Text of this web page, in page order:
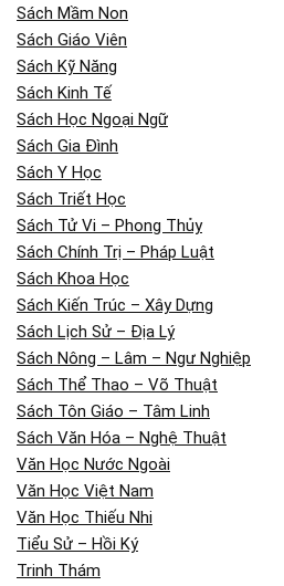
Sách Mầm Non
Sách Giáo Viên
Sách Kỹ Năng
Sách Kinh Tế
Sách Học Ngoại Ngữ
Sách Gia Đình
Sách Y Học
Sách Triết Học
Sách Tử Vi – Phong Thủy
Sách Chính Trị – Pháp Luật
Sách Khoa Học
Sách Kiến Trúc – Xây Dựng
Sách Lịch Sử – Địa Lý
Sách Nông – Lâm – Ngư Nghiệp
Sách Thể Thao – Võ Thuật
Sách Tôn Giáo – Tâm Linh
Sách Văn Hóa – Nghệ Thuật
Văn Học Nước Ngoài
Văn Học Việt Nam
Văn Học Thiếu Nhi
Tiểu Sử – Hồi Ký
Trinh Thám